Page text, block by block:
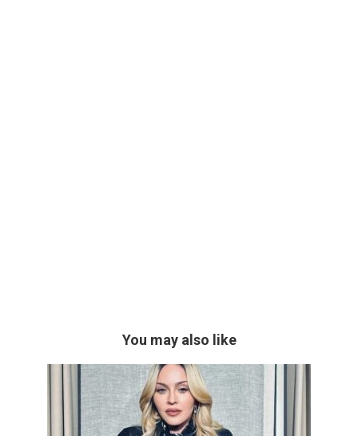
You may also like